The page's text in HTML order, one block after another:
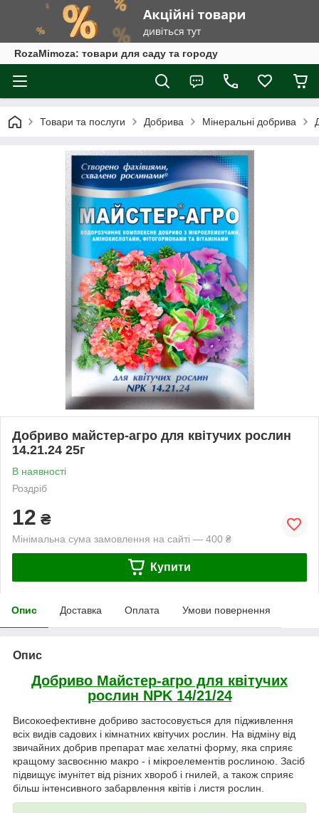
RozaMimoza: товари для саду та городу
Товари та послуги Добрива Мінеральні добрива
Добриво майстер-агро для квітучих рослин
14.21.24 25г
В наявності
Роздріб
12 ₴
Мінімальна сума замовлення на сайті — 400 ₴
Купити
Опис Доставка Оплата Умови повернення
Опис
Добриво Майстер-агро для квітучих
рослин NPK 14/21/24
Високоефективне добриво застосовується для підживлення
всіх видів садових і кімнатних квітучих рослин. На відміну від
звичайних добрив препарат має хелатні форму, яка сприяє
кращому засвоєнню макро - і мікроелементів рослиною. Засіб
підвищує імунітет від різних хвороб і гнилей, а також сприяє
більш інтенсивного забарвлення квітів і листя рослин.